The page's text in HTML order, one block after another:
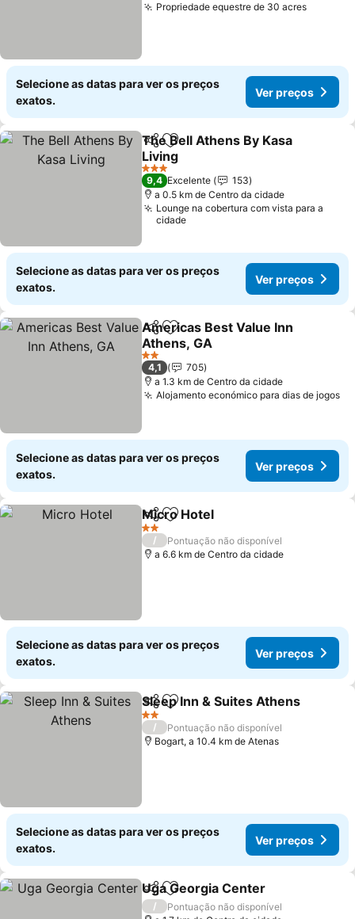
Propriedade equestre de 30 acres
Selecione as datas para ver os preços
exatos.
Ver preços
PartilharAdicionar aos favoritos
The Bell Athens By Kasa
Living
3 Estrelas
9,4 Excelente
153
a 0.5 km de Centro da cidade
Lounge na cobertura com vista para a
cidade
Selecione as datas para ver os preços
exatos.
Ver preços
PartilharAdicionar aos favoritos
Americas Best Value Inn
Athens, GA
2 Estrelas
4,1
705
a 1.3 km de Centro da cidade
Alojamento económico para dias de jogos
Selecione as datas para ver os preços
exatos.
Ver preços
PartilharAdicionar aos favoritos
Micro Hotel
2 Estrelas
/
Pontuação não disponível
a 6.6 km de Centro da cidade
Selecione as datas para ver os preços
exatos.
Ver preços
PartilharAdicionar aos favoritos
Sleep Inn & Suites Athens
2 Estrelas
/
Pontuação não disponível
Bogart, a 10.4 km de Atenas
Selecione as datas para ver os preços
exatos.
Ver preços
PartilharAdicionar aos favoritos
Uga Georgia Center
/
Pontuação não disponível